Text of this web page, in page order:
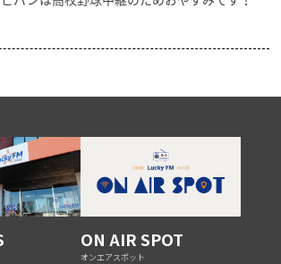
ON AIR SPOT
オンエアスポット